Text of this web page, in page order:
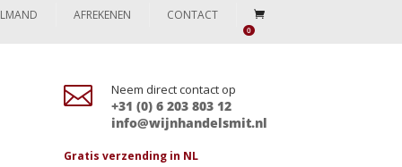
AFREKENEN CONTACT
0
 Neem direct contact op
+31 (0) 6 203 803 12
info@wijnhandelsmit.nl
Gratis verzending in NL